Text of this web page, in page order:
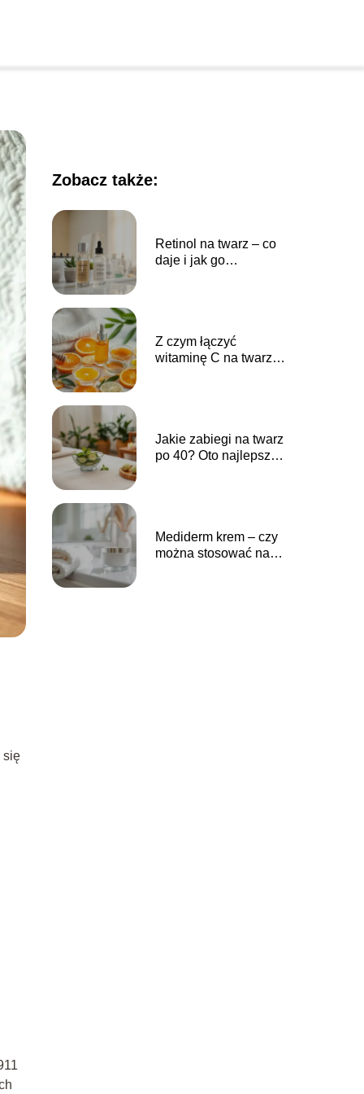
się
Zobacz także:
Retinol na twarz – co
daje i jak go
Z czym łączyć
witaminę C na twarz?
Jakie zabiegi na twarz
po 40? Oto najlepsze
Mediderm krem – czy
można stosować na